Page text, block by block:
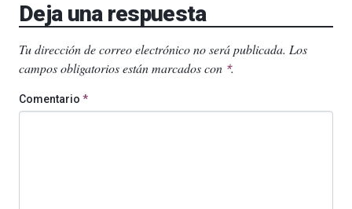
Deja una respuesta
Tu dirección de correo electrónico no será publicada. Los
campos obligatorios están marcados con *.
Comentario *